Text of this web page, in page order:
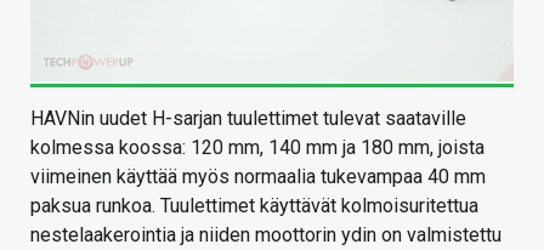
HAVNin uudet H-sarjan tuulettimet tulevat saataville
kolmessa koossa: 120 mm, 140 mm ja 180 mm, joista
viimeinen käyttää myös normaalia tukevampaa 40 mm
paksua runkoa. Tuulettimet käyttävät kolmoisuritettua
nestelaakerointia ja niiden moottorin ydin on valmistettu